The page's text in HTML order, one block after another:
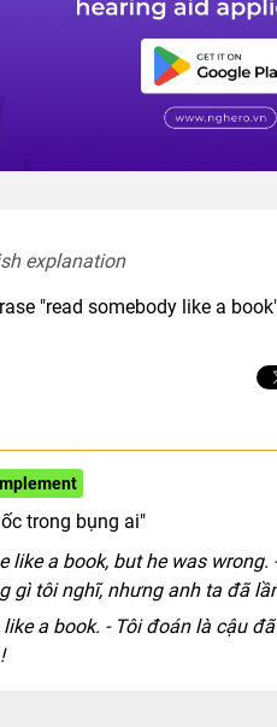
explanation
"read somebody like a
trong bụng ai"
like a book, but he was wrong.
gì tôi nghĩ, nhưng anh ta đã
a book. - Tôi đoán là cậu